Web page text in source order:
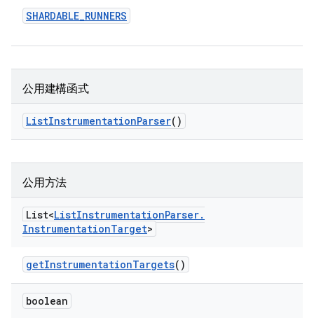
SHARDABLE_RUNNERS
公用建構函式
ListInstrumentationParser()
公用方法
List<ListInstrumentationParser.
InstrumentationTarget>
getInstrumentationTargets()
boolean